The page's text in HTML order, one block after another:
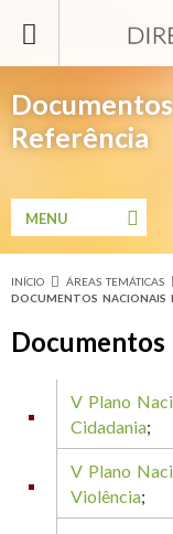
Referência
Está aqui
INÍCIO ÁREAS TEMÁTICAS
DOCUMENTOS NACIONAIS
V Plano
Cidadania;
V Plano
Violência;
MENU